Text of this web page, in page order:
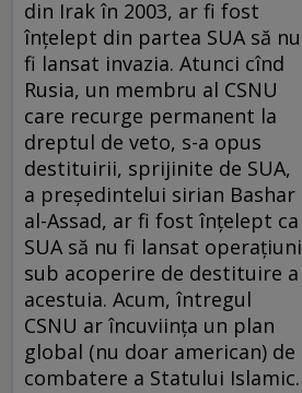
din Irak în 2003, ar fi fost
înțelept din partea SUA să nu
fi lansat invazia. Atunci cînd
Rusia, un membru al CSNU
care recurge permanent la
dreptul de veto, s-a opus
destituirii, sprijinite de SUA,
a președintelui sirian Bashar
al-Assad, ar fi fost înțelept ca
SUA să nu fi lansat operațiuni
sub acoperire de destituire a
acestuia. Acum, întregul
CSNU ar încuviința un plan
global (nu doar american) de
combatere a Statului Islamic.